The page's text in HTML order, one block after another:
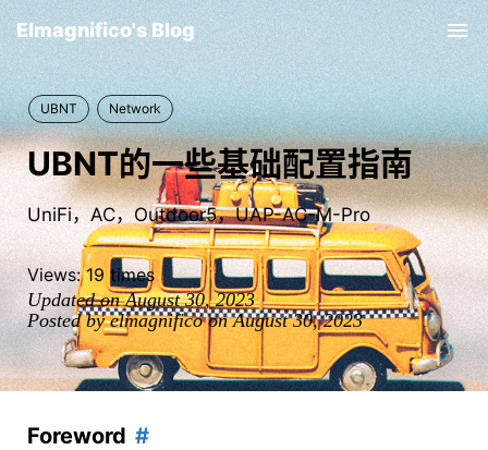
Elmagnifico's Blog
UBNT Network
UBNT的一些基础配置指南
UniFi，AC，Outdoor5，UAP-AC-M-Pro
Views:19 times
Updated on August 30, 2023
Posted by elmagnifico on August 30, 2023
Foreword